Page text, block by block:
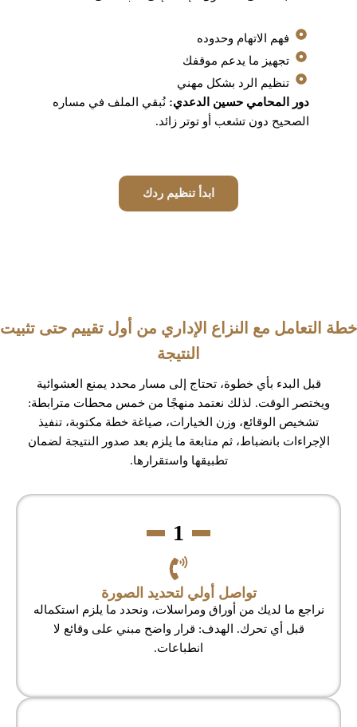
فهم الاتهام وحدوده
تجهيز ما يدعم موقفك
تنظيم الرد بشكل مهني
دور المحامي حسين الدعدي: نُبقي الملف في مساره
الصحيح دون تشعب أو توتر زائد.
ابدأ تنظيم ردك
خطة التعامل مع النزاع الإداري من أول تقييم حتى تثبيت
النتيجة
قبل البدء بأي خطوة، تحتاج إلى مسار محدد يمنع العشوائية
ويختصر الوقت. لذلك نعتمد منهجًا من خمس محطات مترابطة:
تشخيص الوقائع، وزن الخيارات، صياغة خطة مكتوبة، تنفيذ
الإجراءات بانضباط، ثم متابعة ما يلزم بعد صدور النتيجة لضمان
تطبيقها واستقرارها.
1
تواصل أولي لتحديد الصورة
نراجع ما لديك من أوراق ومراسلات، ونحدد ما يلزم استكماله
قبل أي تحرك. الهدف: قرار واضح مبني على وقائع لا
انطباعات.